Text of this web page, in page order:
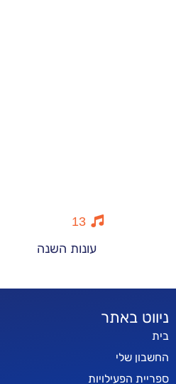
עונות השנה
ניווט באתר
בית
החשבון שלי
ספריית הפעילויות